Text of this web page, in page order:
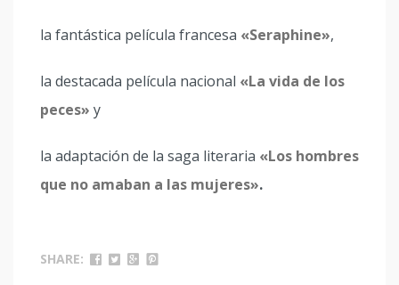
la fantástica película francesa «Seraphine»,
la destacada película nacional «La vida de los
peces» y
la adaptación de la saga literaria «Los hombres
que no amaban a las mujeres».
SHARE: